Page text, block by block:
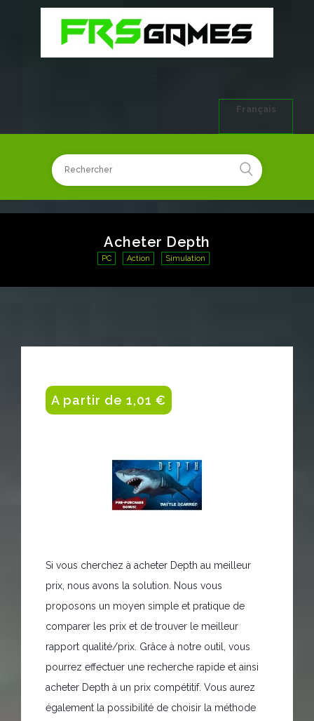
Français
Acheter Depth
PC Action Simulation
A partir de 1,01 €
Si vous cherchez à acheter Depth au meilleur
prix, nous avons la solution. Nous vous
proposons un moyen simple et pratique de
comparer les prix et de trouver le meilleur
rapport qualité/prix. Grâce à notre outil, vous
pourrez effectuer une recherche rapide et ainsi
acheter Depth à un prix compétitif. Vous aurez
également la possibilité de choisir la méthode